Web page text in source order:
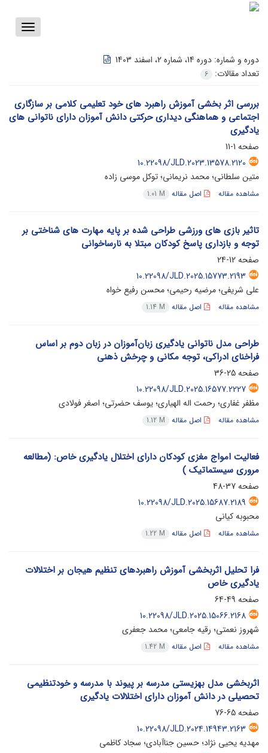
Toggle
دوره و شماره: دوره 14، شماره 2، اسفند 1403
تعداد مقالات:
6
بررسی اثر بخشی آموزش راهبرد های خود تعلیمی کلامی بر سازگاری
اجتماعی و هماهنگی دیداری حرکتی دانش آموزان دارای ناتوانی های
یادگیری
صفحه 1-11
10.22098/JLD.2023.13578.2120
متین سلطانی؛ محمد نریمانی؛ توکل موسی زاده
مشاهده مقاله اصل مقاله 1.01 M
تاثیر بازی های ورزشی طراحی شده بر پایه مهارت های شناختی بر
توجه و بازداری پاسخ کودکان مبتلا به نارساخوانی
صفحه12-24
10.22098/JLD.2025.15773.2193
علی شریفی؛ مرضیه رحیمی؛ محسن رفیع خواه
مشاهده مقاله اصل مقاله 1.14 M
طراحی مدل ناتوانی یادگیری زبان‌آموزان در زبان دوم بر اساس
فراخنای ادراکی، توجه مکانی و چرخش ذهنی
صفحه25-36
10.22098/JLD.2025.16577.2227
مظفر غفاری؛ رحمت اله الهیاری؛ یوسف حضرتی؛ اصغر فولادی
مشاهده مقاله اصل مقاله 1.12 M
فعالیت امواج مغزی کودکان دارای اختلال یادگیری خاص: (مطالعه
مروری سیستماتیک )
صفحه37-48
10.22098/JLD.2025.15687.2189
محبوبه کیانی
مشاهده مقاله اصل مقاله 1.22 M
فرا تحلیل اثربخشی آموزش راهبردهای تنظیم هیجان بر اختلالات
یادگیری خاص
صفحه 49-64
10.22098/JLD.2025.15066.2168
شهروز نعمتی؛ رقیه جامعی؛ محمد جعفری
مشاهده مقاله اصل مقاله 1.42 M
اثربخشی مدل بهزیستی مدرسه بر پیوند با مدرسه و خودتنظیمی
تحصیلی در دانش آموزان دارای اختلالات یادگیری
صفحه65-76
10.22098/JLD.2024.14943.2163
مهدیه یحیی نژاد؛ حسین جناآبادی؛ سجاد کاظمی